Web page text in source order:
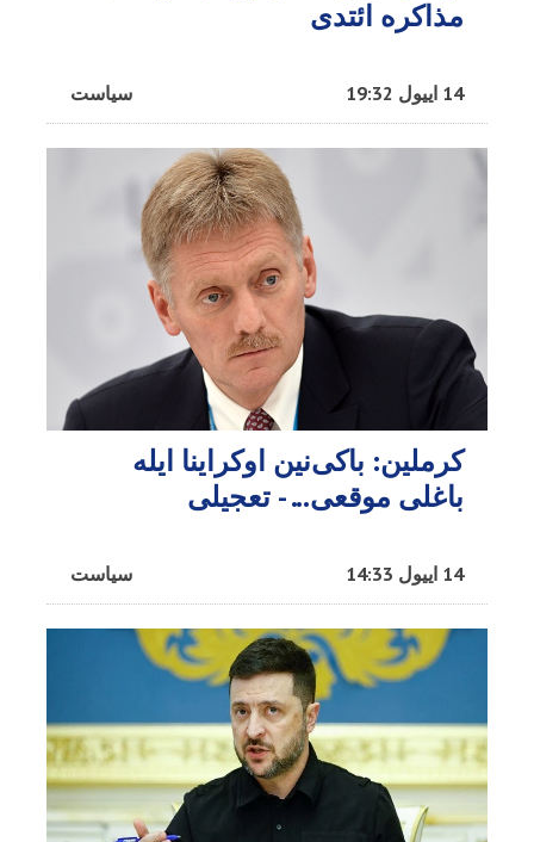
مذاکره ائتدی
سیاست 14 اییول 19:32
کرملین: باکی‌نین اوکراینا ایله
باغلی موقعی... - تعجیلی
سیاست 14 اییول 14:33